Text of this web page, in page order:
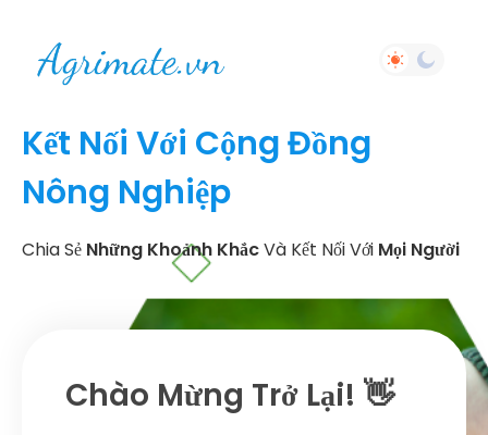
Kết Nối Với Cộng Đồng
Nông Nghiệp
Chia Sẻ Những Khoảnh KhắcVà Kết Nối Với Mọi Người
Chào Mừng Trở Lại! 👋